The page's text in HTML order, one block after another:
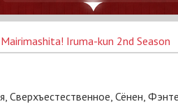
Iruma-kun 2nd Season
Сверхъестественное, Сёнен,